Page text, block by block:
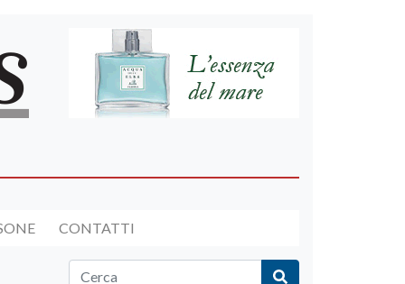
CONTATTI